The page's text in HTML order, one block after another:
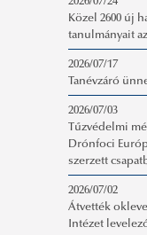
Közel 2600 új
tanulmányait
2026/07/17
Tanévzáró
2026/07/03
Tűzvédelmi
Drónfoci
szerzett
2026/07/02
Átvették
Intézet